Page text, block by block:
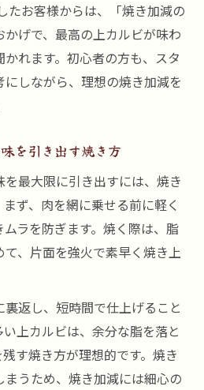
たお客様からは、「焼き加減の
げで、最高の上カルビが味わ
れます。初心者の方も、スタ
しながら、理想の焼き加減を
を引き出す焼き方
最大限に引き出すには、焼き
ず、肉を網に乗せる前に軽く
ラを防ぎます。焼く際は、脂
、片面を強火で素早く焼き上
返し、短時間で仕上げること
上カルビは、余分な脂を落と
す焼き方が理想的です。焼き
うため、焼き加減には細心の